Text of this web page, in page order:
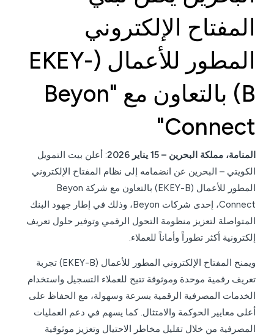
المفتاح الإلكتروني
المطور للأعمال (EKEY-
B) بالتعاون مع "Beyon
Connect"
المنامة، مملكة البحرين – 15 يناير 2026
: أعلن بيت التمويل
الكويتي – البحرين عن انضمامه إلى نظام المفتاح الإلكتروني
المطور للأعمال (EKEY-B) بالتعاون مع شركة Beyon
Connect، إحدى شركات Beyon، وذلك في إطار جهود البنك
المتواصلة لتعزيز منظومة التحول الرقمي وتوفير حلول تعريف
إلكترونية أكثر تطوراً وأماناً للعملاء.
ويمنح المفتاح الإلكتروني المطور للأعمال (EKEY-B) تجربة
تعريف رقمية موحدة وموثوقة تتيح للعملاء التسجيل واستخدام
الخدمات المصرفية الرقمية بسرعة وسهولة، مع الحفاظ على
أعلى معايير الحوكمة والامتثال. كما يسهم في دعم العمليات
المصرفية من خلال تقليل مخاطر الاحتيال وتعزيز موثوقية